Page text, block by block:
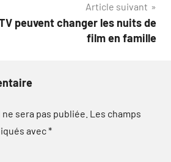
Article suivant
peuvent changer les nuits de
film en famille
sera pas publiée. Les champs
avec*